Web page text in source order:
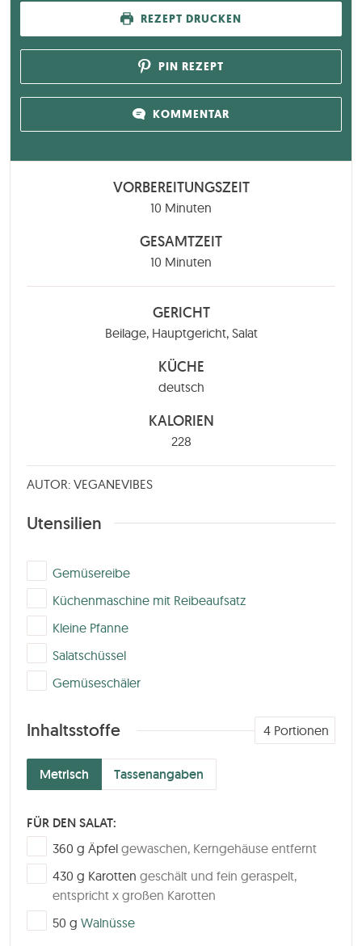
REZEPT DRUCKEN
PIN REZEPT
KOMMENTAR
VORBEREITUNGSZEIT
10 Minuten
Minuten
GESAMTZEIT
10 Minuten
Minuten
GERICHT
Beilage, Hauptgericht, Salat
KÜCHE
deutsch
KALORIEN
228
AUTOR: VEGANEVIBES
Utensilien
▢
Gemüsereibe
▢
Küchenmaschine mit Reibeaufsatz
▢
Kleine Pfanne
▢
Salatschüssel
▢
Gemüseschäler
Inhaltsstoffe
Metrisch Tassenangaben
4 Portionen
FÜR DEN SALAT:
▢
360 g Äpfel gewaschen, Kerngehäuse entfernt
▢
430 g Karotten geschält und fein geraspelt,
entspricht x großen Karotten
▢
50 g Walnüsse